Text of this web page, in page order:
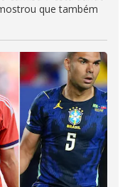
que também